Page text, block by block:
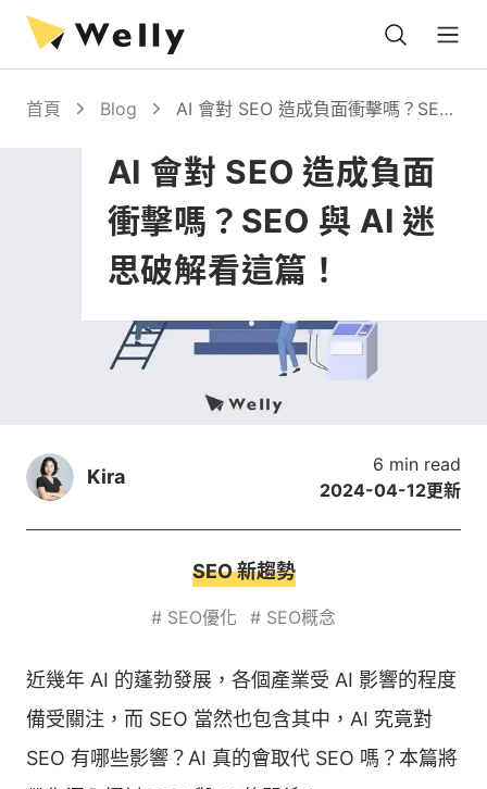
首頁 Blog
AI 會對 SEO 造成負面衝擊嗎？SEO
AI 會對 SEO 造成負面
衝擊嗎？SEO 與 AI 迷
思破解看這篇！
Kira
6 min read
2024-04-12更新
SEO 新趨勢
# SEO優化 # SEO概念
近幾年 AI 的蓬勃發展，各個產業受 AI 影響的程度
備受關注，而 SEO 當然也包含其中，AI 究竟對
SEO 有哪些影響？AI 真的會取代 SEO 嗎？本篇將